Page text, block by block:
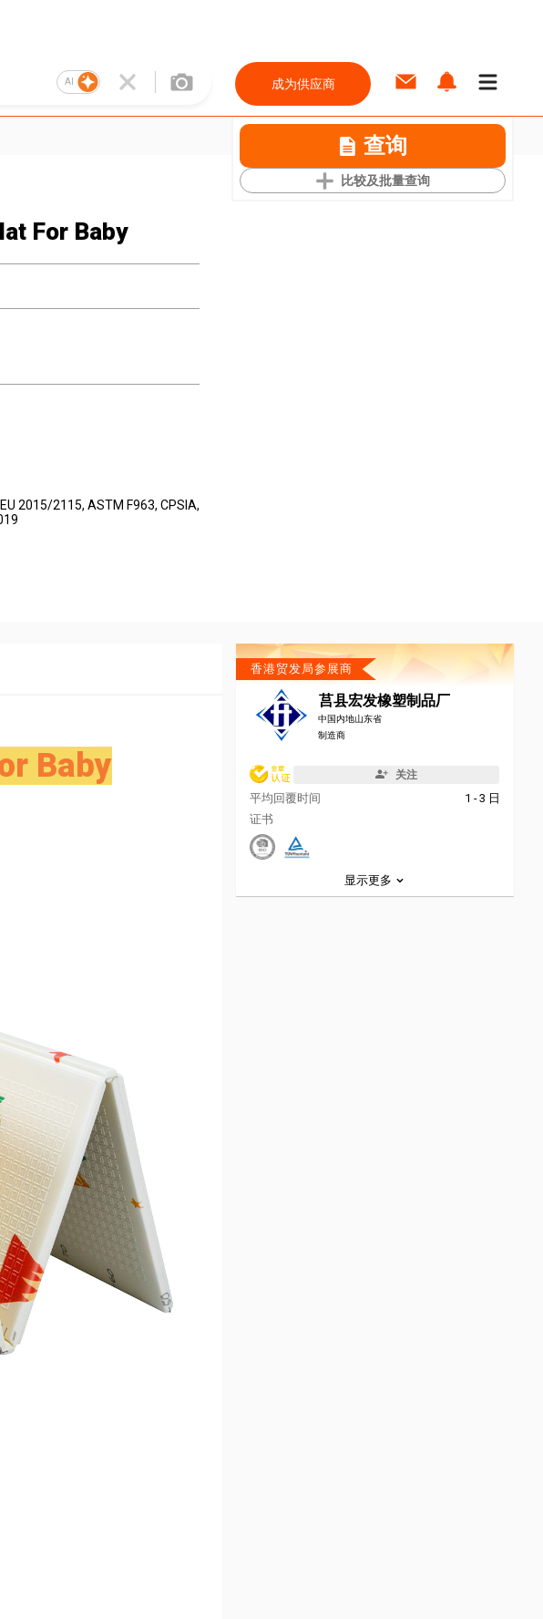
AI 成为供应商
查询
比较及批量查询
For Baby
EU 2015/2115, ASTM F963, CPSIA,
Baby
香港贸发局参展商
莒县宏发橡塑制品厂
中国内地山东省
制造商
关注
平均回覆时间
1 - 3 日
证书
显示更多